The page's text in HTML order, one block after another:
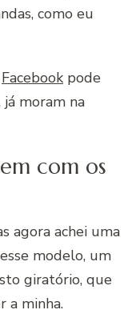
como eu
Facebook pode
moram na
com os
agora achei uma
modelo, um
giratório, que
a minha.